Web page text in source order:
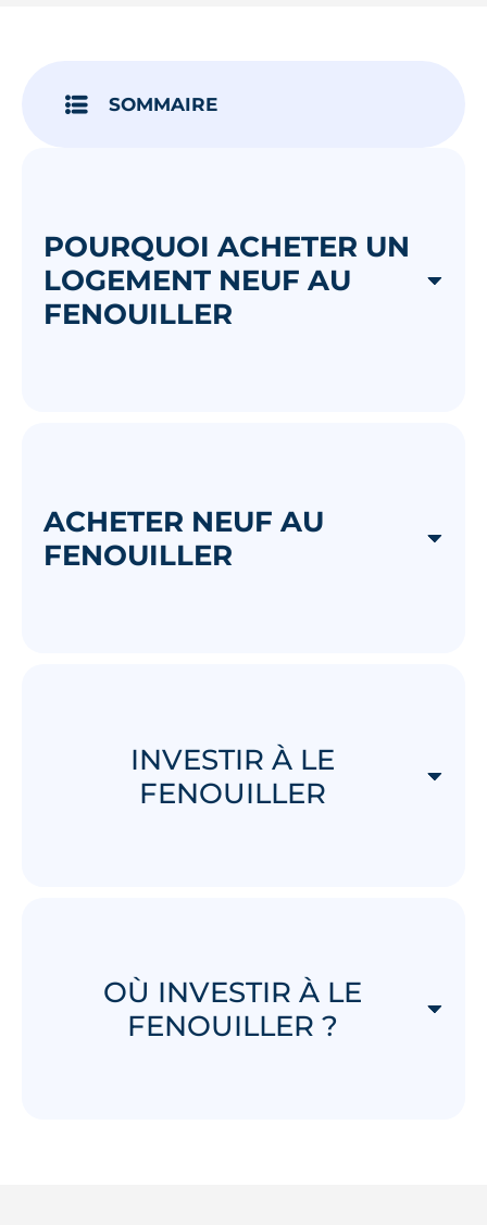
SOMMAIRE
POURQUOI ACHETER UN
LOGEMENT NEUF AU
FENOUILLER
ACHETER NEUF AU
FENOUILLER
INVESTIR À LE
FENOUILLER
OÙ INVESTIR À LE
FENOUILLER ?